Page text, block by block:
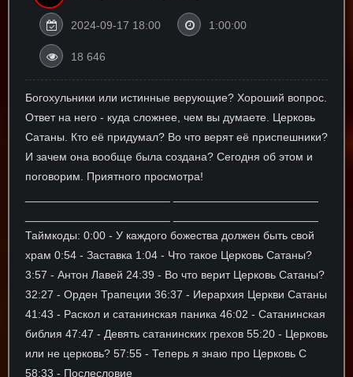
2024-09-17 18:00 1:00:00
18 646
Богохульники или истинные верующие? Хороший вопрос.
Ответ на него - куда сложнее, чем вы думаете. Церковь
Сатаны. Кто её придумал? Во что верят её приспешники?
И зачем она вообще была создана? Сегодня об этом и
поговорим. Приятного просмотра!
Таймкоды: 0:00 - У каждого божества должен быть свой
храм 0:54 - Заставка 1:04 - Что такое Церковь Сатаны?
3:57 - Антон Лавей 24:39 - Во что верит Церковь Сатаны?
32:27 - Орден Трапеции 36:37 - Иерархия Церкви Сатаны
41:43 - Раскол и сатанинская паника 46:02 - Сатанинская
библия 47:47 - Девять сатанинских грехов 55:20 - Церковь
или не церковь? 57:55 - Теперь я знаю про Церковь С
58:33 - Послесловие _______________________